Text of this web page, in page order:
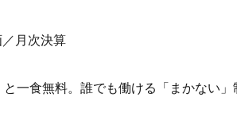
月次決算
一食無料。誰でも働ける「まかない」